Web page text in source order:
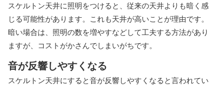
スケルトン天井に照明をつけると、従来の天井よりも暗く感
じる可能性があります。これも天井が高いことが理由です。
暗い場合は、照明の数を増やすなどして工夫する方法があり
ますが、コストがかさんでしまいがちです。
音が反響しやすくなる
スケルトン天井にすると音が反響しやすくなると言われてい